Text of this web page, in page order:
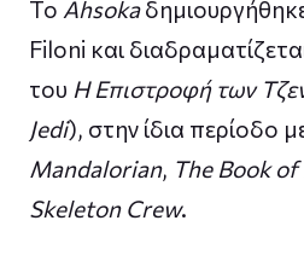
Το Ahsoka
Filoni και
του Η Επιστροφή των
Jedi), στην ίδια περίοδο
Mandalorian, The Book
Skeleton Crew.